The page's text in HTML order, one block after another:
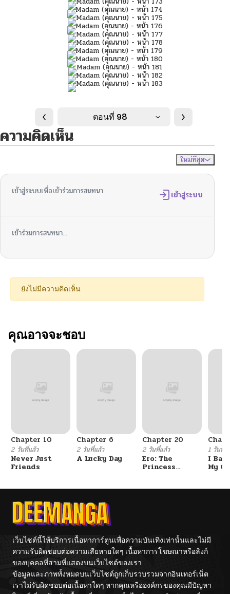
ตอนที่ 98
ความคิดเห็น
ใหม่ที่สุด
เข้าสู่ระบบเพื่อเข้าร่วมการสนทนา เข้าสู่ระบบ
เข้าร่วมการสนทนา...
ยังไม่มีความคิดเห็น
คุณอาจจะชอบ
Chapter 10
2 วันที่แล้ว
Never Just
Friends
Chapter 6
2 วันที่แล้ว
A Lucky Day
Chapter 20
2 วันที่แล้ว
Ero: The
Princess
1 วันที่แ
I
My
เว็บไซต์นี้ให้บริการเนื้อหาการ์ตูนเพื่อความบันเทิงเท่านั้นและไม่มี
ความรับผิดชอบต่อความเสียหายใดๆ เนื้อหาการโฆษณาหรือลิงก์
ของบุคคลที่สามที่แสดงบนเว็บไซต์ของเรา
ข้อมูลและภาพทั้งหมดบนเว็บไซต์ถูกเก็บรวบรวมจากอินเทอร์เน็ต
เราไม่รับผิดชอบต่อเนื้อหาใดๆ หากคุณหรือองค์กรของคุณมีปัญหา